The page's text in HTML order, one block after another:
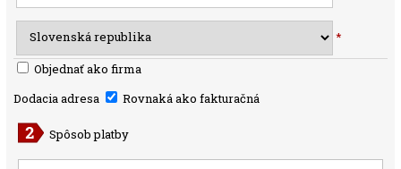
*
Objednať ako firma
Dodacia adresa
Rovnaká ako fakturačná
Spôsob platby